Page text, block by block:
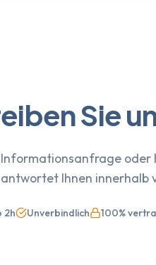
Sie
Informationsanfrage oder
Ihnen innerhalb
2h Unverbindlich 100%